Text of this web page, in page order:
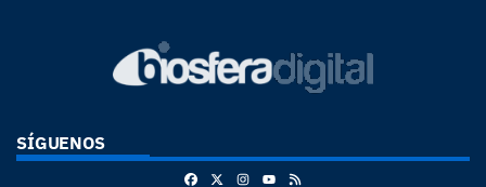
SÍGUENOS
FacebookInstagram